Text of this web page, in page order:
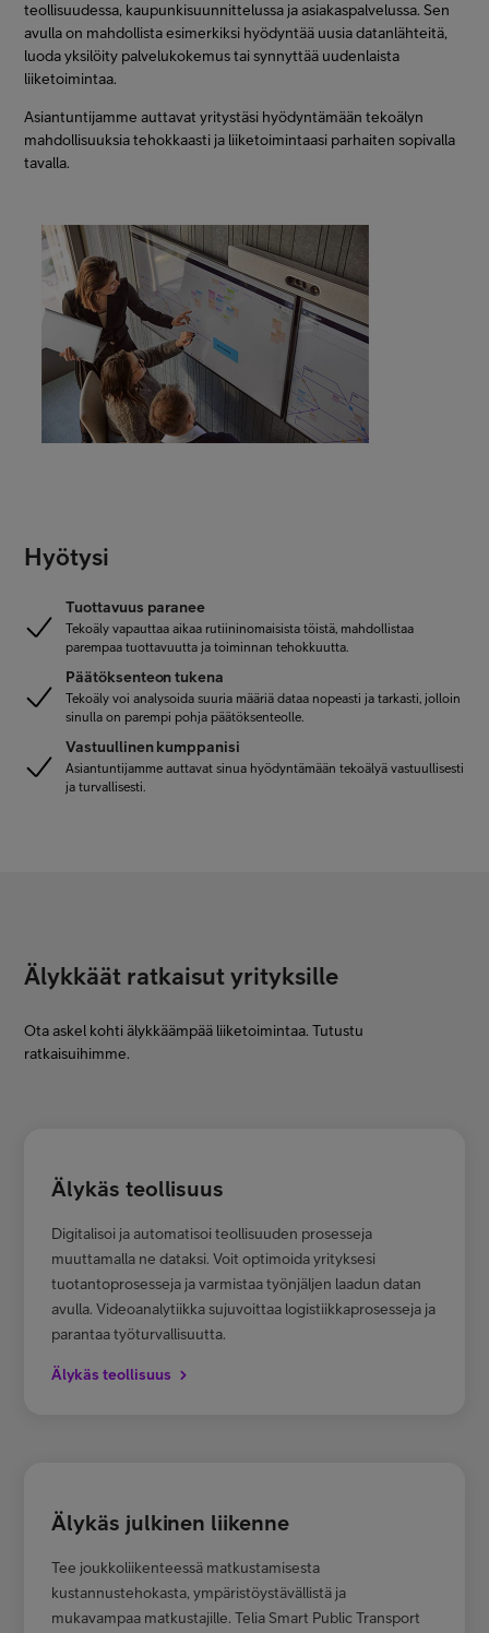
teollisuudessa, kaupunkisuunnittelussa ja asiakaspalvelussa. Sen
avulla on mahdollista esimerkiksi hyödyntää uusia datanlähteitä,
luoda yksilöity palvelukokemus tai synnyttää uudenlaista
liiketoimintaa.
Asiantuntijamme auttavat yritystäsi hyödyntämään tekoälyn
mahdollisuuksia tehokkaasti ja liiketoimintaasi parhaiten sopivalla
tavalla.
Hyötysi
Tuottavuus paranee
Tekoäly vapauttaa aikaa rutiininomaisista töistä, mahdollistaa
parempaa tuottavuutta ja toiminnan tehokkuutta.
Päätöksenteon tukena
Tekoäly voi analysoida suuria määriä dataa nopeasti ja tarkasti, jolloin
sinulla on parempi pohja päätöksenteolle.
Vastuullinen kumppanisi
Asiantuntijamme auttavat sinua hyödyntämään tekoälyä vastuullisesti
ja turvallisesti.
Älykkäät ratkaisut yrityksille
Ota askel kohti älykkäämpää liiketoimintaa. Tutustu
ratkaisuihimme.
Älykäs teollisuus
Digitalisoi ja automatisoi teollisuuden prosesseja
muuttamalla ne dataksi. Voit optimoida yrityksesi
tuotantoprosesseja ja varmistaa työnjäljen laadun datan
avulla. Videoanalytiikka sujuvoittaa logistiikkaprosesseja ja
parantaa työturvallisuutta.
Älykäs teollisuus
Älykäs julkinen liikenne
Tee joukkoliikenteessä matkustamisesta
kustannustehokasta, ympäristöystävällistä ja
mukavampaa matkustajille. Telia Smart Public Transport